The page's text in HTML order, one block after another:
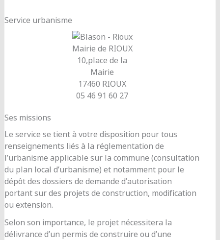
Service urbanisme
Mairie de RIOUX
10,place de la
Mairie
17460 RIOUX
05 46 91 60 27
Ses missions
Le service se tient à votre disposition pour tous
renseignements liés à la réglementation de
l’urbanisme applicable sur la commune (consultation
du plan local d’urbanisme) et notamment pour le
dépôt des dossiers de demande d’autorisation
portant sur des projets de construction, modification
ou extension.
Selon son importance, le projet nécessitera la
délivrance d’un permis de construire ou d’une